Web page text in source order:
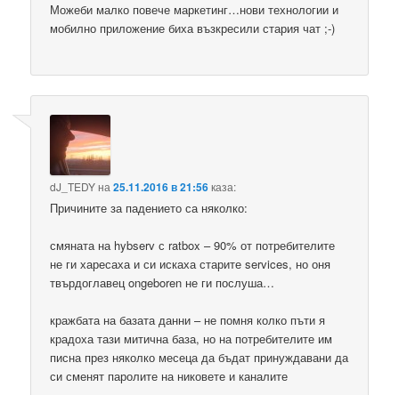
Можеби малко повече маркетинг…нови технологии и
мобилно приложение биха възкресили стария чат ;-)
dJ_TEDYна25.11.2016 в 21:56каза:
Причините за падението са няколко:
смяната на hybserv с ratbox – 90% от потребителите
не ги харесаха и си искаха старите services, но оня
твърдоглавец ongeboren не ги послуша…
кражбата на базата данни – не помня колко пъти я
крадоха тази митична база, но на потребителите им
писна през няколко месеца да бъдат принуждавани да
си сменят паролите на никовете и каналите